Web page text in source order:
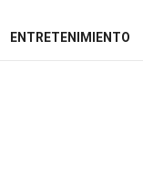
ENTRETENIMIENTO